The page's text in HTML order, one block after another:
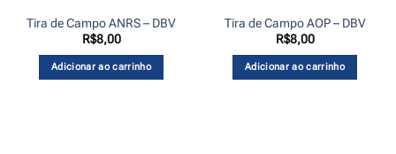
Tira de Campo ANRS – DBV
R$8,00
Adicionar ao carrinho
Tira de Campo AOP – DBV
R$8,00
Adicionar ao carrinho